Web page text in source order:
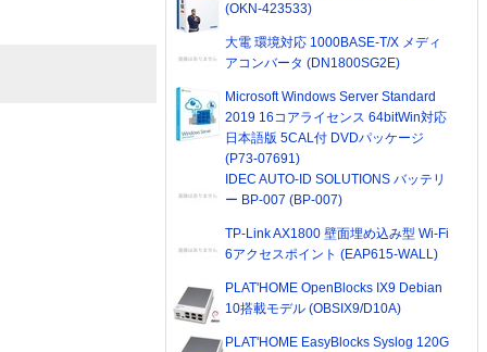
(OKN-423533)
大電 環境対応 1000BASE-T/X メディ
アコンバータ (DN1800SG2E)
Microsoft Windows Server Standard
2019 16コアライセンス 64bitWin対応
日本語版 5CAL付 DVDパッケージ
(P73-07691)
IDEC AUTO-ID SOLUTIONS バッテリ
ー BP-007 (BP-007)
TP-Link AX1800 壁面埋め込み型 Wi-Fi
6アクセスポイント (EAP615-WALL)
PLAT'HOME OpenBlocks IX9 Debian
10搭載モデル (OBSIX9/D10A)
PLAT'HOME EasyBlocks Syslog 120G